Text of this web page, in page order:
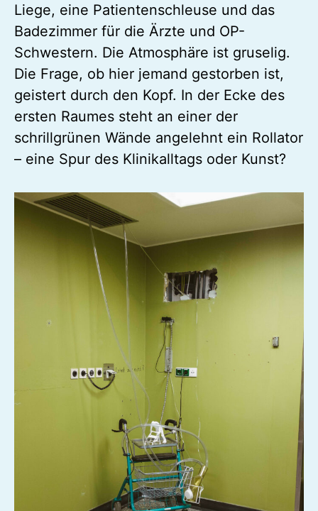
Liege, eine Patientenschleuse und das
Badezimmer für die Ärzte und OP-
Schwestern. Die Atmosphäre ist gruselig.
Die Frage, ob hier jemand gestorben ist,
geistert durch den Kopf. In der Ecke des
ersten Raumes steht an einer der
schrillgrünen Wände angelehnt ein Rollator
– eine Spur des Klinikalltags oder Kunst?